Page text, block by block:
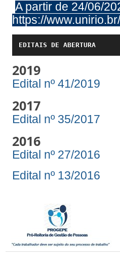
A partir de 24/06/
https://
EDITAIS DE ABERTURA
2019
Edital nº 41/2019
2017
Edital nº 35/2017
2016
Edital nº 27/2016
Edital nº 13/2016